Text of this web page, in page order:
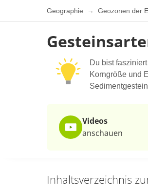
Geographie Geozonen der
Du bist
Korngröße und
Videos
anschauen
Inhaltsverzeichnis